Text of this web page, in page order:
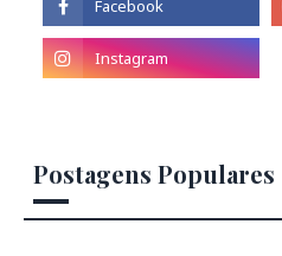
Postagens Populares